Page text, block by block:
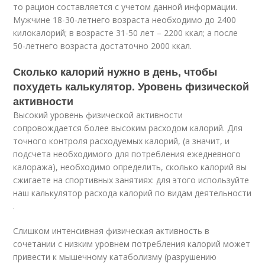
то рацион составляется с учетом данной информации.
Мужчине 18-30-летнего возраста необходимо до 2400
килокалорий; в возрасте 31-50 лет – 2200 ккал; а после
50-летнего возраста достаточно 2000 ккал.
Сколько калорий нужно в день, чтобы
похудеть калькулятор. Уровень физической
активности
Высокий уровень физической активности
сопровождается более высоким расходом калорий. Для
точного контроля расходуемых калорий, (а значит, и
подсчета необходимого для потребления ежедневного
калоража), необходимо определить, сколько калорий вы
сжигаете на спортивных занятиях: для этого используйте
наш калькулятор расхода калорий по видам деятельности
.
Слишком интенсивная физическая активность в
сочетании с низким уровнем потребления калорий может
привести к мышечному катаболизму (разрушению